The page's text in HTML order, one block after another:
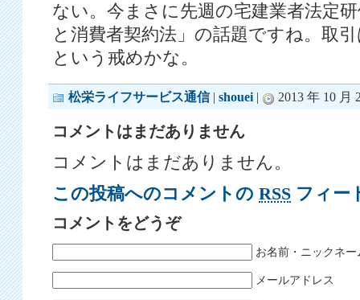
ない。今まさに先週の宅建業者法定
と消費者契約法」の話題ですね。取
という戒めかな。
松栄ライフサービス通信 | shouei | 2013 年 10 月
コメントはまだありません
コメントはまだありません。
この投稿へのコメントの RSS フィー
コメントをどうぞ
お名前・ニックネー
メールアドレス